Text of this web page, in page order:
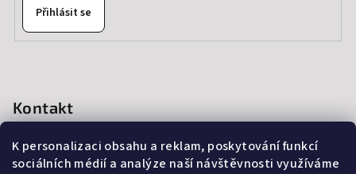
K personalizaci obsahu a reklam, poskytování funkcí
sociálních médií a analýze naší návštěvnosti využíváme
Přihlásit se
Kontakt
info@thedressprague.com
+420 724 244 022